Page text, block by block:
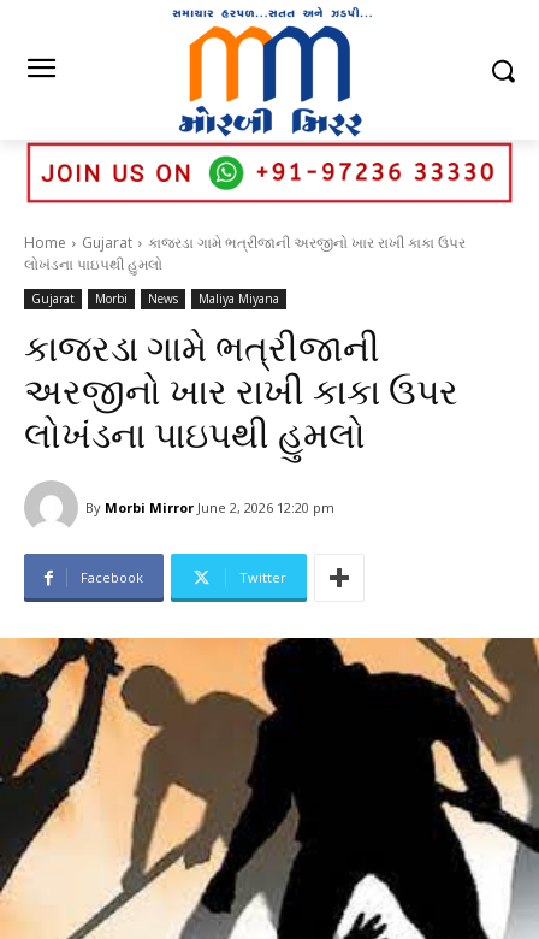
Home Gujarat
કાજરડા ગામે ભત્રીજાની અરજીનો ખાર રાખી કાકા ઉપર
લોખંડના પાઇપથી હુમલો
Gujarat Morbi News Maliya Miyana
કાજરડા ગામે ભત્રીજાની
અરજીનો ખાર રાખી કાકા ઉપર
લોખંડના પાઇપથી હુમલો
By Morbi Mirror June 2, 2026 12:20 pm
Facebook Twitter